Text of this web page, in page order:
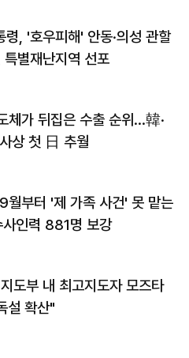
령, '호우피해' 안동·의성 관할
별재난지역 선포
체가 뒤집은 수출 순위…韓·
상 첫 日 추월
월부터 '제 가족 사건' 못 맡는
인력 881명 보강
도부 내 최고지도자 모즈타
설 확산"